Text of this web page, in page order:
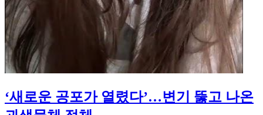
‘새로운 공포가 열렸다’…변기 뚫고 나온